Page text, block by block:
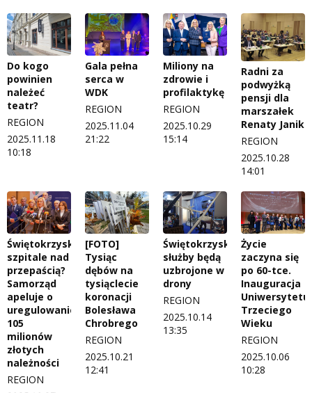
Do kogo
powinien
należeć
teatr?
REGION
2025.11.18
10:18
Gala pełna
serca w
WDK
REGION
2025.11.04
21:22
Miliony na
zdrowie i
profilaktykę
REGION
2025.10.29
15:14
Radni za
podwyżką
pensji dla
marszałek
Renaty Janik
REGION
2025.10.28
14:01
Świętokrzyskie
szpitale nad
przepaścią?
Samorząd
apeluje o
uregulowanie
105
milionów
złotych
należności
REGION
[FOTO]
Tysiąc
dębów na
tysiąclecie
koronacji
Bolesława
Chrobrego
REGION
2025.10.21
12:41
Świętokrzyskie
służby będą
uzbrojone w
drony
REGION
2025.10.14
13:35
Życie
zaczyna się
po 60-tce.
Inauguracja
Uniwersytetu
Trzeciego
Wieku
REGION
2025.10.06
10:28